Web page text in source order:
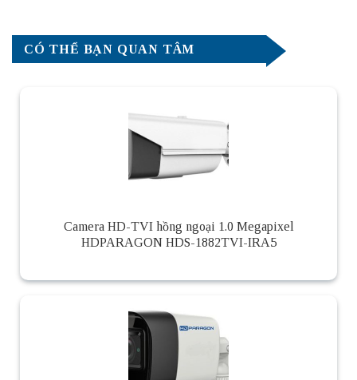
CÓ THỂ BẠN QUAN TÂM
Camera HD-TVI hồng ngoại 1.0 Megapixel
HDPARAGON HDS-1882TVI-IRA5